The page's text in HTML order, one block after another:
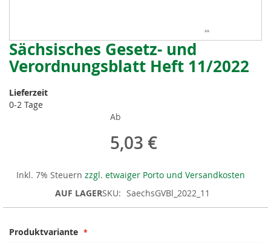
Sächsisches Gesetz- und
Verordnungsblatt Heft 11/2022
Lieferzeit
0-2 Tage
Ab
5,03 €
Inkl. 7% Steuern zzgl. etwaiger Porto und Versandkosten
AUF LAGERSKU SaechsGVBl_2022_11
Produktvariante
Zum
Anfang
der
springen